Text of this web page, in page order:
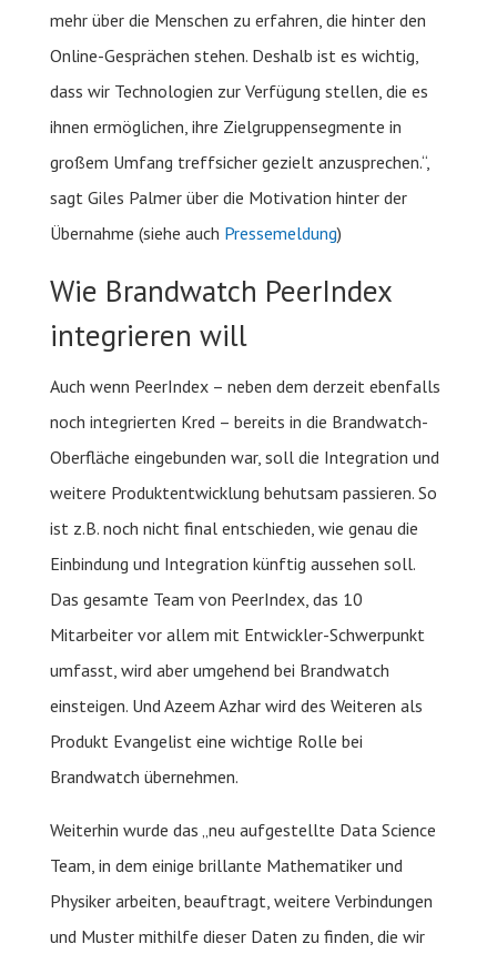
mehr über die Menschen zu erfahren, die hinter den
Online-Gesprächen stehen. Deshalb ist es wichtig,
dass wir Technologien zur Verfügung stellen, die es
ihnen ermöglichen, ihre Zielgruppensegmente in
großem Umfang treffsicher gezielt anzusprechen.“,
sagt Giles Palmer über die Motivation hinter der
Übernahme (siehe auch Pressemeldung)
Wie Brandwatch PeerIndex
integrieren will
Auch wenn PeerIndex – neben dem derzeit ebenfalls
noch integrierten Kred – bereits in die Brandwatch-
Oberfläche eingebunden war, soll die Integration und
weitere Produktentwicklung behutsam passieren. So
ist z.B. noch nicht final entschieden, wie genau die
Einbindung und Integration künftig aussehen soll.
Das gesamte Team von PeerIndex, das 10
Mitarbeiter vor allem mit Entwickler-Schwerpunkt
umfasst, wird aber umgehend bei Brandwatch
einsteigen. Und Azeem Azhar wird des Weiteren als
Produkt Evangelist eine wichtige Rolle bei
Brandwatch übernehmen.
Weiterhin wurde das „neu aufgestellte Data Science
Team, in dem einige brillante Mathematiker und
Physiker arbeiten, beauftragt, weitere Verbindungen
und Muster mithilfe dieser Daten zu finden, die wir